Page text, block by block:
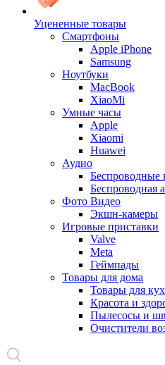
Уцененные товары
Cмартфоны
Apple iPhone
Samsung
Ноутбуки
MacBook
XiaoMi
Умные часы
Apple
Xiaomi
Huawei
Аудио
Беспроводные
Беспроводная
Фото Видео
Экшн-камеры
Игровые приставки
Valve
Meta
Геймпады
Товары для дома
Товары для
Красота и
Пылесосы и
Очистители